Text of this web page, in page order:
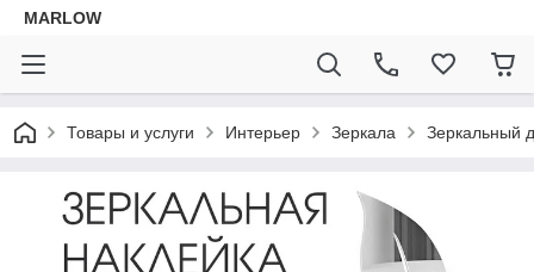
MARLOW
Товары и услуги Интерьер Зеркала Зеркальный